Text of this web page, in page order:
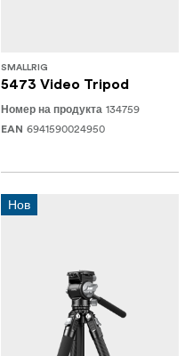
SMALLRIG
5473 Video Tripod
Номер на продукта 134759
EAN 6941590024950
Нов